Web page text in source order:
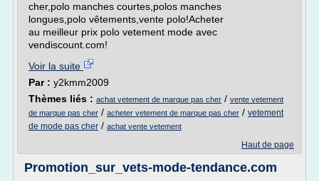
cher,polo manches courtes,polos manches
longues,polo vêtements,vente polo!Acheter
au meilleur prix polo vetement mode avec
vendiscount.com!
Voir la suite
Par : y2kmm2009
Thèmes liés : achat vetement de marque pas cher / vente vetement
de marque pas cher / acheter vetement de marque pas cher / vetement
de mode pas cher / achat vente vetement
Haut de page
Promotion_sur_vets-mode-tendance.com